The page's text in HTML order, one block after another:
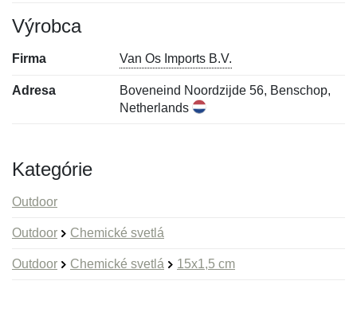
Výrobca
Firma Van Os Imports B.V.
Adresa
Boveneind Noordzijde 56, Benschop,
Netherlands
Kategórie
Outdoor
Outdoor Chemické svetlá
Outdoor Chemické svetlá 15x1,5 cm